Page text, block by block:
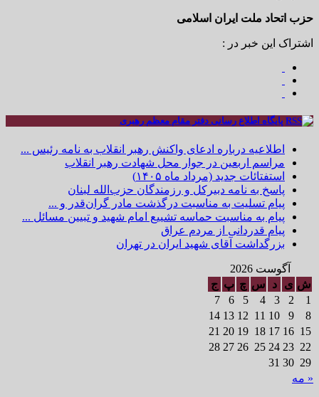
حزب اتحاد ملت ایران اسلامی
اشتراک این خبر در :
پایگاه اطلاع رسانی دفتر مقام معظم رهبری
اطلاعیه درباره ادعای واکنش رهبر انقلاب به نامه رئیس ...
مراسم اربعین در جوار محل شهادت رهبر انقلاب
استفتائات جدید (مرداد ماه ۱۴۰۵)
پاسخ به نامه دبیرکل و رزمندگان حزب‌الله لبنان
پیام تسلیت به مناسبت درگذشت مادر گران‌قدر و ...
پیام به مناسبت حماسه تشییع امام شهید و تبیین مسائل ...
پیام قدردانی از مردم عراق
بزرگداشت آقای شهید ایران در تهران
آگوست 2026
ش ی د س چ پ ج
1
2
3
4
5
6
7
8
9
10
11
12
13
14
15
16
17
18
19
20
21
22
23
24
25
26
27
28
29
30
31
« مه